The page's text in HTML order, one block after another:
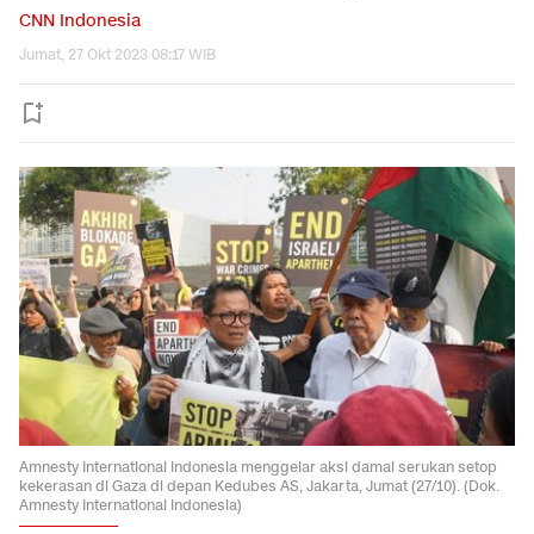
CNN Indonesia
Jumat, 27 Okt 2023 08:17 WIB
Amnesty International Indonesia menggelar aksi damai serukan setop
kekerasan di Gaza di depan Kedubes AS, Jakarta, Jumat (27/10). (Dok.
Amnesty International Indonesia)